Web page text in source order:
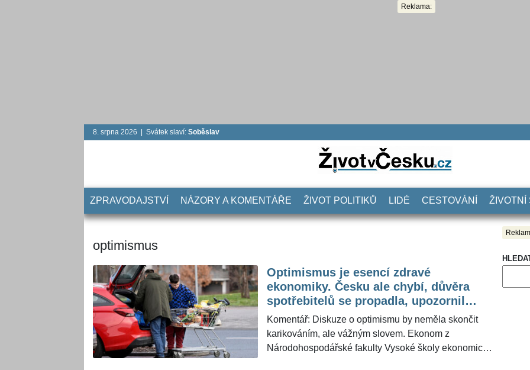
Reklama:
8. srpna 2026 | Svátek slaví: Soběslav
ZPRAVODAJSTVÍ NÁZORY A KOMENTÁŘE ŽIVOT POLITIKŮ LIDÉ CESTOVÁNÍ ŽIVOTNÍ
optimismus
Optimismus je esencí zdravé
ekonomiky. Česku ale chybí, důvěra
spotřebitelů se propadla, upozornil
expert z Národohospodářské fakulty
Komentář: Diskuze o optimismu by neměla skončit
karikováním, ale vážným slovem. Ekonom z
Národohospodářské fakulty Vysoké školy ekonomické